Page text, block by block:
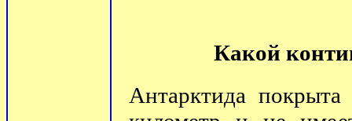
Какой
Антарктида